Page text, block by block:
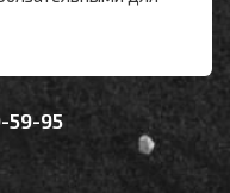
59-95